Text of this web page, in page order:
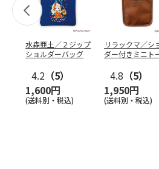
水森亜土／２ジップ
ショルダーバッグ
4.2 （5）
1,600円
(送料別・税込)
リラックマ／シ
ダー付きミニト
4.8 （5）
1,950円
(送料別・税込)